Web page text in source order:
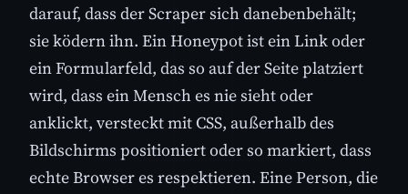
darauf, dass der Scraper sich danebenbehält;
sie ködern ihn. Ein Honeypot ist ein Link oder
ein Formularfeld, das so auf der Seite platziert
wird, dass ein Mensch es nie sieht oder
anklickt, versteckt mit CSS, außerhalb des
Bildschirms positioniert oder so markiert, dass
echte Browser es respektieren. Eine Person, die